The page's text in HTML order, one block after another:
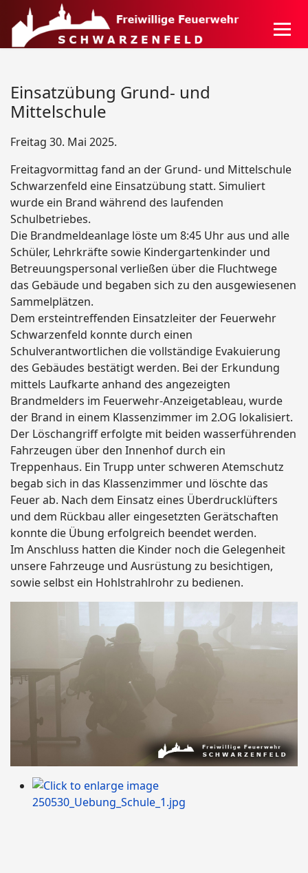
Einsatzübung Grund- und
Mittelschule
Freitag 30. Mai 2025.
Freitagvormittag fand an der Grund- und Mittelschule
Schwarzenfeld eine Einsatzübung statt. Simuliert
wurde ein Brand während des laufenden
Schulbetriebes.
Die Brandmeldeanlage löste um 8:45 Uhr aus und alle
Schüler, Lehrkräfte sowie Kindergartenkinder und
Betreuungspersonal verließen über die Fluchtwege
das Gebäude und begaben sich zu den ausgewiesenen
Sammelplätzen.
Dem ersteintreffenden Einsatzleiter der Feuerwehr
Schwarzenfeld konnte durch einen
Schulverantwortlichen die vollständige Evakuierung
des Gebäudes bestätigt werden. Bei der Erkundung
mittels Laufkarte anhand des angezeigten
Brandmelders im Feuerwehr-Anzeigetableau, wurde
der Brand in einem Klassenzimmer im 2.OG lokalisiert.
Der Löschangriff erfolgte mit beiden wasserführenden
Fahrzeugen über den Innenhof durch ein
Treppenhaus. Ein Trupp unter schweren Atemschutz
begab sich in das Klassenzimmer und löschte das
Feuer ab. Nach dem Einsatz eines Überdrucklüfters
und dem Rückbau aller eingesetzten Gerätschaften
konnte die Übung erfolgreich beendet werden.
Im Anschluss hatten die Kinder noch die Gelegenheit
unsere Fahrzeuge und Ausrüstung zu besichtigen,
sowie selbst ein Hohlstrahlrohr zu bedienen.